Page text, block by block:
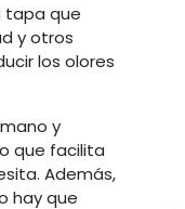
tapa que
y otros
los olores
y
que facilita
Además,
hay que